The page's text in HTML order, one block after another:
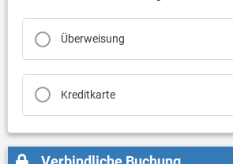
Überweisung
Kreditkarte